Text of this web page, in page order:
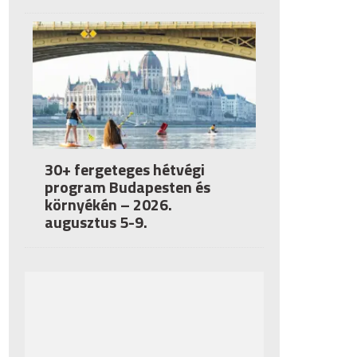
30+ fergeteges hétvégi
program Budapesten és
környékén – 2026.
augusztus 5-9.